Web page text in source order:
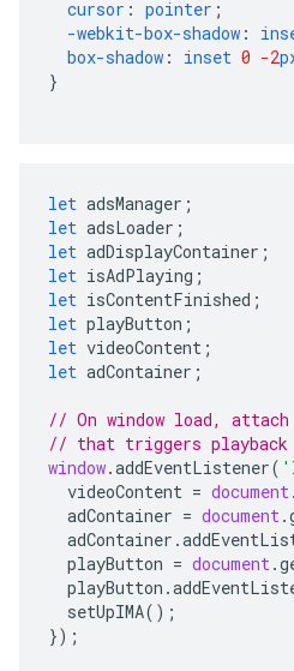
cursor : pointer ;
-webkit-box-shadow :
box-shadow : inset 0 -2
}
let adsManager ;
let adsLoader ;
let adDisplayContainer ;
let isAdPlaying ;
let isContentFinished ;
let playButton ;
let videoContent ;
let adContainer ;
// On window load,
// that triggers playback
window.addEventListener(
videoContent = document.
adContainer = document.
adContainer .
playButton = document.
playButton .
setUpIMA();
});